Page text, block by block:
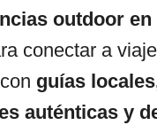
outdoor en
conectar a
guías
auténticas y